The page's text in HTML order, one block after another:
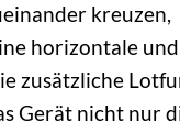
kreuzen,
horizontale
zusätzliche
Gerät nicht nur